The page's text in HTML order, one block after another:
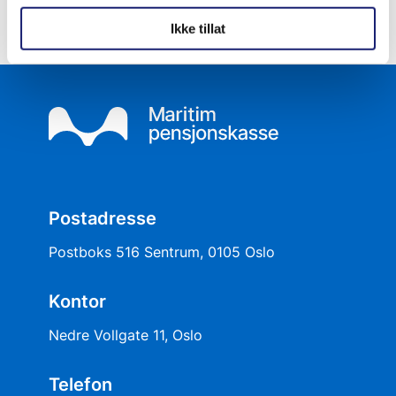
Ikke tillat
Postadresse
Postboks 516 Sentrum, 0105 Oslo
Kontor
Nedre Vollgate 11, Oslo
Telefon